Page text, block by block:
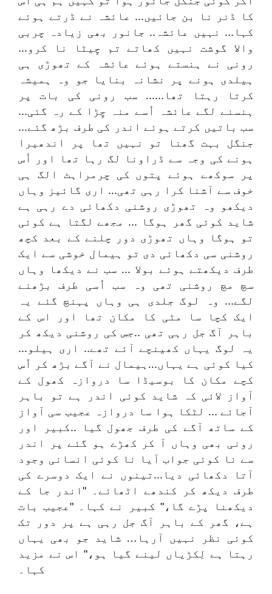
کا ڈنر نا بن جائیں... عائشہ نے ڈرتے ہوئے
کہا... نہیں عائشہ.. جانور بھی زیادہ چربی
والا گوشت نہیں کھاتے تم چِیٹا نا کرو...
رونی نے ہنستے ہوئے عائشہ کے تھوڑی ہی
ہیلدی ہونے پر نشانہ بنایا جو وہ ہمیشہ
کرتا رہتا تھا...... سب رونی کی بات پر
ہنسنے لگے عائشہ اُسے منہ چِڑا کے رہ گئی...
سب باتیں کرتے ہوئے اندر کی طرف بڑھ گئے...
جنگل بہت گھنا تو نہیں تھا پر اندھیرا
ہونے کی وجہ سے ڈراونا لگ رہا تھا اور اُس
پر سوکھے ہوئے پتوں کی چرمراہٹ الگ ہی
خوف سے آشنا کرا رہی تھی... اری گائیز وہاں
دیکھو وہ تھوڑی روشنی دکھائی دے رہی ہے
شاید کوئی گھر ہوگا ... مجھے لگتا ہے کوئی
تو ہوگا وہاں تھوڑی دور چلنے کے بعد کچھ
روشنی سی دکھائی دی تو ہیمال خوشی سے ایک
طرف دیکھتے ہوئے بولا ... سب نے دیکھا وہاں
سچ مچ روشنی تھی وہ سب اُسی طرف بڑھنے
لگے... وہ لوگ جلدی ہی وہاں پہنچ گئے یہ
ایک کچا سا مٹی کا مکان تھا اور اس کے
باہر آگ جل رہی تھی ..جس کی روشنی دیکھ کر
یہ لوگ یہاں کھینچے آئے تھے.. اری ہیلو...
کیا کوئی ہے یہاں...ہیمال نے آگے بڑھ کر اُس
کچے مکان کا بوسیڈا سا دروازہ کھول کے
آواز لائی کہ شاید کوئی اندر ہے تو باہر
آجائے ... لٹکا ہوا سا دروازہ عجیب سی آواز
کے ساتھ آگے کی طرف جھول گیا ..کبیر اور
رونی بھی وہاں آ کر کھڑے ہو گئے پر اندر
سے نا کوئی جواب آیا نا کوئی انسانی وجود
آتا دکھائی دیا...تینوں نے ایک دوسرے کی
طرف دیکھ کر کندھے اٹھائے۔ "اندر جا کے
دیکھنا پڑے گا،" کبیر نے کہا۔ "عجیب بات
ہے، گھر کے باہر آگ جل رہی ہے پر دور تک
کوئی نظر نہیں آرہا… شاید جو بھی یہاں
رہتا ہے لِکڑیاں لینے گیا ہو،" اس نے مزید
کہا۔